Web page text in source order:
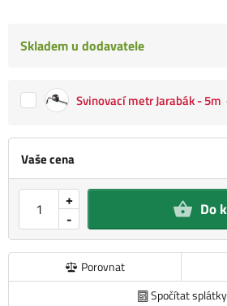
Vaše cena
-
+ Do
Porovnat
Spočítat splátky
Skladem u dodavatele
Svinovací metr Jarabák - 5m